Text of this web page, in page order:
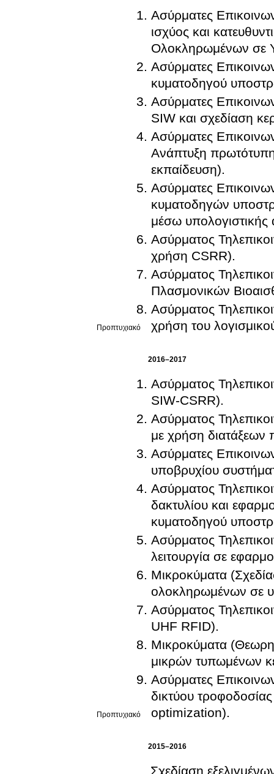
Προπτυχιακό
Ασύρματες
ισχύος και
Ολοκληρωμένων σε
Ασύρματες
κυματοδηγού
Ασύρματες
SIW και σχεδίαση
Ασύρματες
Ανάπτυξη
εκπαίδευση).
Ασύρματες
κυματοδηγών
μέσω υπολογιστικής
Ασύρματος
χρήση CSRR).
Ασύρματος
Πλασμονικών
Ασύρματος
χρήση του
2016–2017
Προπτυχιακό
Ασύρματος
SIW-CSRR).
Ασύρματος
με χρήση διατάξεων
Ασύρματες
υποβρυχίου
Ασύρματος
δακτυλίου και
κυματοδηγού
Ασύρματος
λειτουργία σε
Μικροκύματα
ολοκληρωμένων σε
Ασύρματος
UHF RFID).
Μικροκύματα
μικρών τυπωμένων
Ασύρματες
δικτύου
optimization).
2015–2016
Σχεδίαση